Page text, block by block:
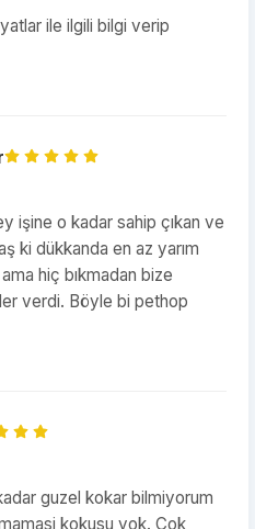
ile ilgili bilgi verip
işine o kadar sahip çıkan ve
ki dükkanda en az yarım
hiç bıkmadan bize
verdi. Böyle bi pethop
guzel kokar bilmiyorum
kokusu yok. Cok